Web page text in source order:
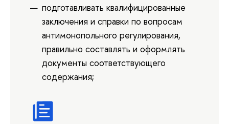
подготавливать квалифицированные
заключения и справки по вопросам
антимонопольного регулирования,
правильно составлять и оформлять
документы соответствующего
содержания;